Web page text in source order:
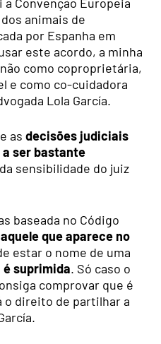
animais de
por Espanha em
este acordo, a minha
como coproprietária,
e como co-cuidadora
Lola García.
asdecisões judiciais
ser bastante
sensibilidade do juiz
baseada no Código
que aparece no
estar o nome de uma
suprimida. Só caso o
comprovar que é
direito de partilhar a